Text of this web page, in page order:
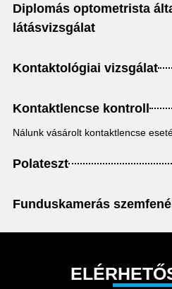
Diplomás optometrista
látásvizsgálat
Kontaktológiai vizsgálat
Kontaktlencse kontroll
Nálunk vásárolt kontaktlencse
Polateszt
Funduskamerás